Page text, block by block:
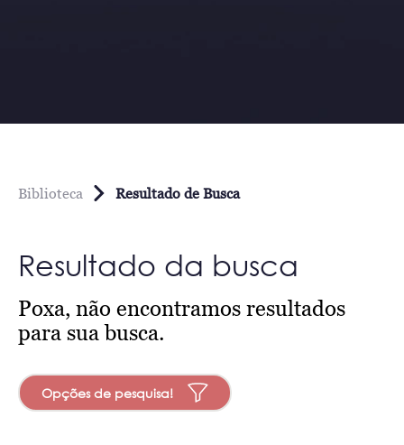
Biblioteca Resultado de Busca
Resultado da busca
Poxa, não encontramos resultados
para sua busca.
Opções de pesquisa!